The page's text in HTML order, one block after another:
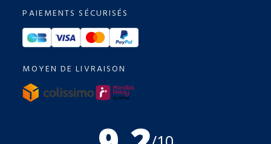
PAIEMENTS SÉCURISÉS
MOYEN DE LIVRAISON